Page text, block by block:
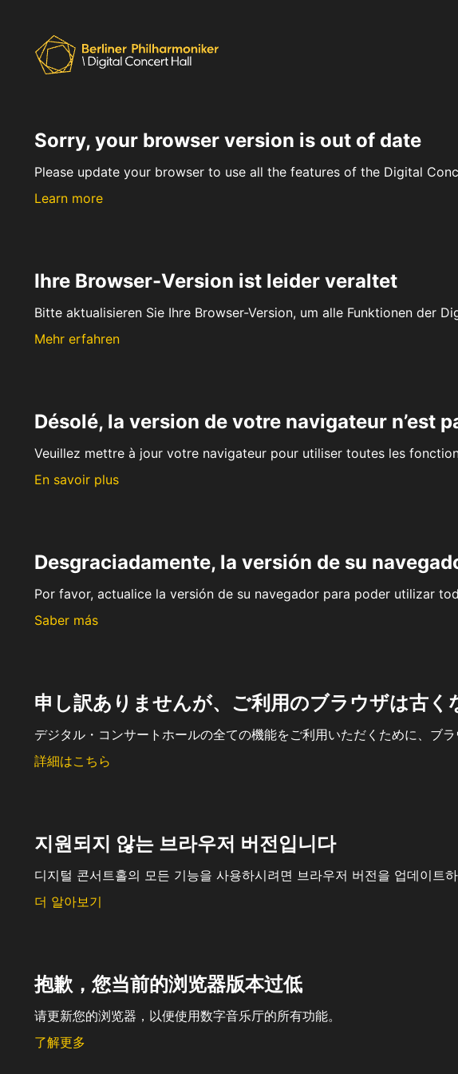
Sorry, your browser version is out of date
Please update your browser to use all the features of the Digital
Learn more
Ihre Browser-Version ist leider veraltet
Bitte aktualisieren Sie Ihre Browser-Version, um alle Funktionen der
Mehr erfahren
Désolé, la version de votre navigateur n’est
Veuillez mettre à jour votre navigateur pour utiliser toutes les
En savoir plus
Desgraciadamente, la versión de su
Por favor, actualice la versión de su navegador para poder utilizar
Saber más
申し訳ありませんが、ご利用のブラウザは古く
デジタル・コンサートホールの全ての機能をご利用いただくために、ブラ
詳細はこちら
지원되지 않는 브라우저 버전입니다
디지털 콘서트홀의 모든 기능을 사용하시려면 브라우저 버전을 업데이트
더 알아보기
抱歉，您当前的浏览器版本过低
请更新您的浏览器，以便使用数字音乐厅的所有功能。
了解更多